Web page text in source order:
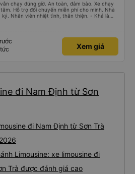
chạy đúng giờ. An toàn, đảm bảo. Xe chạy
Hỗ trợ đổi chuyến miễn phí cho mình. Nhà
ký. Nhân viên nhiệt tình, thân thiện. - Khá là
đáo, thân thiện, nhiệt tình. - Xe ngồi thoải
Xem giá
đi Nam Định từ Sơn
đi Nam Định từ Sơn Trà
Limousine: xe limousine đi
Trà được đánh giá cao